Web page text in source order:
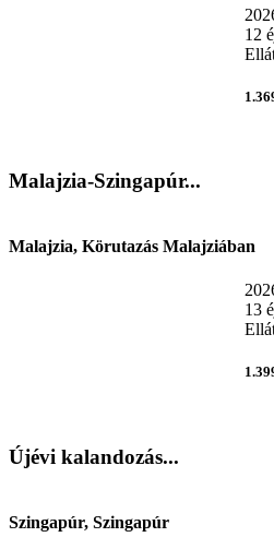
12
Malajzia-Szingapúr...
Malajzia, Körutazás Malajziában
13
Újévi kalandozás...
Szingapúr, Szingapúr